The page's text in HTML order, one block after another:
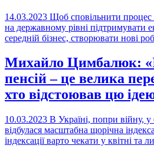
14.03.2023 Щоб сповільнити процес
на державному рівні підтримувати
середній бізнес, створювати нові
Михайло Цимбалюк:
пенсій – це велика
хто відстоював цю
10.03.2023 В Україні, попри війну, у
відбулася масштабна щорічна
індексації варто чекати у квітні та